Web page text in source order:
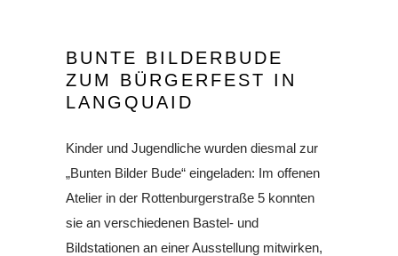
BUNTE BILDERBUDE
ZUM BÜRGERFEST IN
LANGQUAID
Kinder und Jugendliche wurden diesmal zur
„Bunten Bilder Bude“ eingeladen: Im offenen
Atelier in der Rottenburgerstraße 5 konnten
sie an verschiedenen Bastel- und
Bildstationen an einer Ausstellung mitwirken,